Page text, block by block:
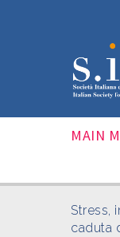
MAIN
Stress,
caduta